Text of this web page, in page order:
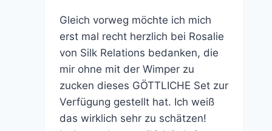
Gleich vorweg möchte ich mich
erst mal recht herzlich bei Rosalie
von Silk Relations bedanken, die
mir ohne mit der Wimper zu
zucken dieses GÖTTLICHE Set zur
Verfügung gestellt hat. Ich weiß
das wirklich sehr zu schätzen!